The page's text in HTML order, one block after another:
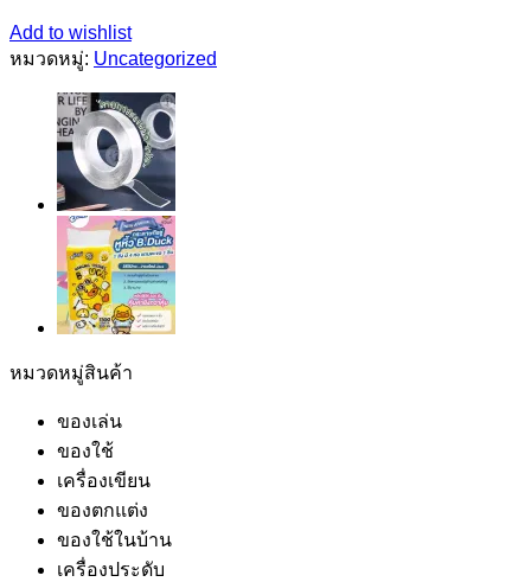
Add to wishlist
หมวดหมู่: Uncategorized
หมวดหมู่สินค้า
ของเล่น
ของใช้
เครื่องเขียน
ของตกแต่ง
ของใช้ในบ้าน
เครื่องประดับ